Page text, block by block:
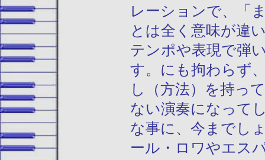
レーションで、「
とは全く意味が違
テンポや表現で弾
す。にも拘わらず
し（方法）を持っ
ない演奏になって
な事に、今までし
ール・ロワやエス